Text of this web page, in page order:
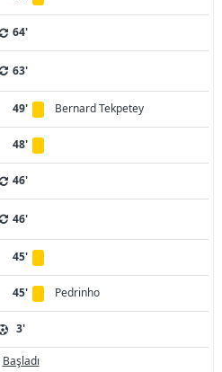
64'
63'
49' Bernard Tekpetey
48'
46'
46'
45'
45'
Pedrinho
3'
Başladı